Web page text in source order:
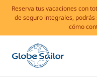
Reserva tus vacaciones con
de seguro integrales,
cómo